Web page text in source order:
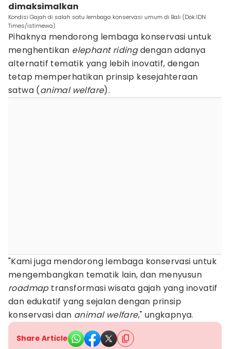
dimaksimalkan
Kondisi Gajah di salah satu lembaga konservasi umum di Bali (Dok.IDN
Times/istimewa)
Pihaknya mendorong lembaga konservasi untuk
menghentikan elephant ridingdengan adanya
alternatif tematik yang lebih inovatif, dengan
tetap memperhatikan prinsip kesejahteraan
satwa (animal welfare).
"Kami juga mendorong lembaga konservasi untuk
mengembangkan tematik lain, dan menyusun
roadmaptransformasi wisata gajah yang inovatif
dan edukatif yang sejalan dengan prinsip
konservasi dan animal welfare," ungkapnya.
Share Article